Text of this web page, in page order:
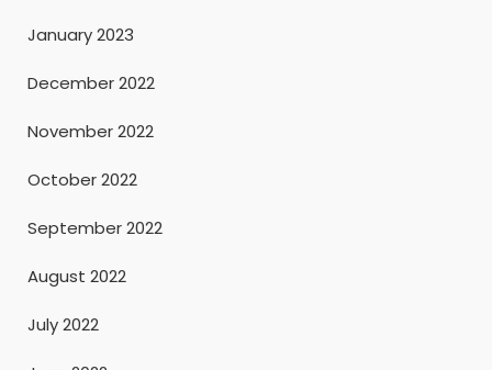
January 2023
December 2022
November 2022
October 2022
September 2022
August 2022
July 2022